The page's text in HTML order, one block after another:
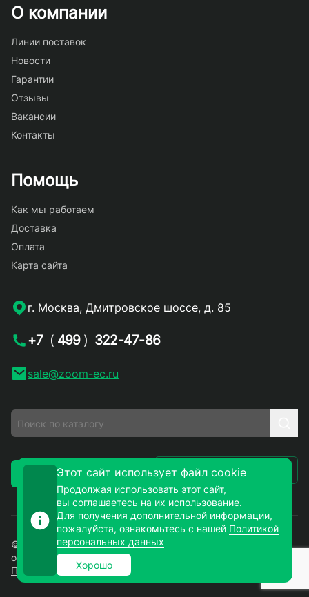
О компании
Линии поставок
Новости
Гарантии
Отзывы
Вакансии
Контакты
Помощь
Как мы работаем
Доставка
Оплата
Карта сайта
г. Москва, Дмитровское шоссе, д. 85
+7 ( 499 ) 322-47-86
sale@zoom-ec.ru
Заказать звонок Написать письмо
© 2026. ЗУМ-СМД – продажа электронных компонентов
оптом и в розницу. Все права защищены.
Политика конфиденциальности
Этот сайт использует файл cookie
Продолжая использовать этот сайт,
вы соглашаетесь на их использование.
Для получения дополнительной информации,
пожалуйста, ознакомьтесь с нашей Политикой
персональных данных
Хорошо